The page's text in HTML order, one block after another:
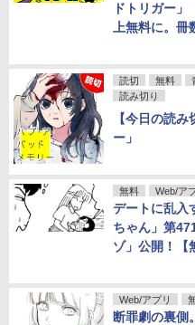
ドトリガー
上無料に。
読切 無料
読み切り
【今日の読
ー」
無料 Web/ア
デートに乱入
ちゃん」第
ゾ」公開！【
Web/アプリ
断罪劇の裏側